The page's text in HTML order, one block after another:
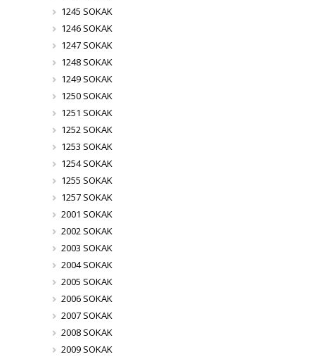
1245 SOKAK
1246 SOKAK
1247 SOKAK
1248 SOKAK
1249 SOKAK
1250 SOKAK
1251 SOKAK
1252 SOKAK
1253 SOKAK
1254 SOKAK
1255 SOKAK
1257 SOKAK
2001 SOKAK
2002 SOKAK
2003 SOKAK
2004 SOKAK
2005 SOKAK
2006 SOKAK
2007 SOKAK
2008 SOKAK
2009 SOKAK